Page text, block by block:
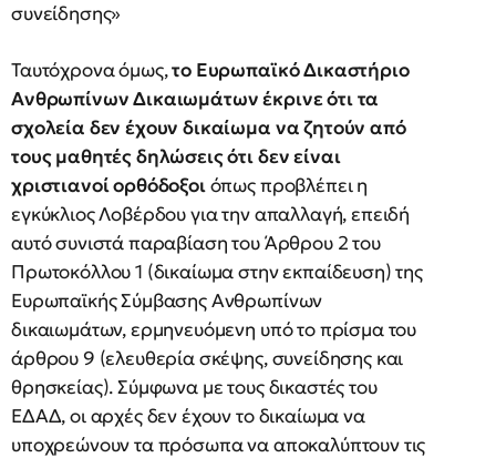
συνείδησης»
Ταυτόχρονα όμως,το Ευρωπαϊκό Δικαστήριο
Ανθρωπίνων Δικαιωμάτων έκρινε ότι τα
σχολεία δεν έχουν δικαίωμα να ζητούν από
τους μαθητές δηλώσεις ότι δεν είναι
χριστιανοί ορθόδοξοιόπως προβλέπει η
εγκύκλιος Λοβέρδου για την απαλλαγή, επειδή
αυτό συνιστά παραβίαση του Άρθρου 2 του
Πρωτοκόλλου 1 (δικαίωμα στην εκπαίδευση) της
Ευρωπαϊκής Σύμβασης Ανθρωπίνων
δικαιωμάτων, ερμηνευόμενη υπό το πρίσμα του
άρθρου 9 (ελευθερία σκέψης, συνείδησης και
θρησκείας). Σύμφωνα με τους δικαστές του
ΕΔΑΔ, οι αρχές δεν έχουν το δικαίωμα να
υποχρεώνουν τα πρόσωπα να αποκαλύπτουν τις